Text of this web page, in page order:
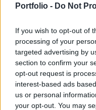
Portfolio - Do Not
If you wish to opt-out of
processing of your
targeted advertising by
section to confirm your
opt-out request is
interest-based ads
us or personal
your opt-out. You may
Budapest
Magyarországon,
költségvetési
2,5%-os hiánycélt.
politikai fordulat
kellene fordulnia a
egyértelmű